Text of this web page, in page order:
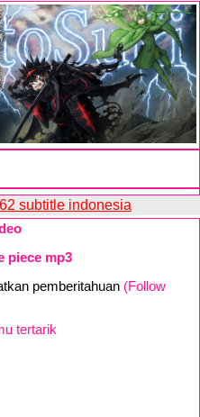
subtitle indonesia
piece mp3
pemberitahuan (Follow
tertarik